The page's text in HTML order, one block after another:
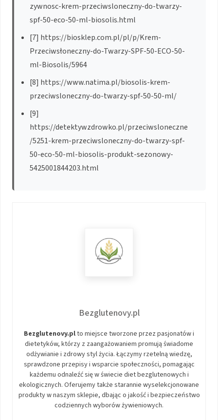
zywnosc-krem-przeciwsloneczny-do-twarzy-
spf-50-eco-50-ml-biosolis.html
[7] https://biosklep.com.pl/pl/p/Krem-
Przeciwsłoneczny-do-Twarzy-SPF-50-ECO-50-
ml-Biosolis/5964
[8] https://www.natima.pl/biosolis-krem-
przeciwsloneczny-do-twarzy-spf-50-50-ml/
[9]
https://detektywzdrowko.pl/przeciwsloneczne
/5251-krem-przeciwsloneczny-do-twarzy-spf-
50-eco-50-ml-biosolis-produkt-sezonowy-
5425001844203.html
Bezglutenovy.pl
Bezglutenovy.plto miejsce tworzone przez pasjonatów i
dietetyków, którzy z zaangażowaniem promują świadome
odżywianie i zdrowy styl życia. Łączymy rzetelną wiedzę,
sprawdzone przepisy i wsparcie społeczności, pomagając
każdemu odnaleźć się w świecie diet bezglutenowych i
ekologicznych. Oferujemy także starannie wyselekcjonowane
produkty w naszym sklepie, dbając o jakość i bezpieczeństwo
codziennych wyborów żywieniowych.